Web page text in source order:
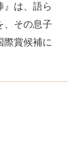
』は、語ら
、その息子
際賞候補に